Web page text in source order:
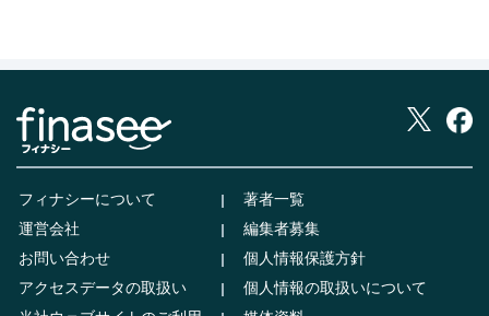
フィナシーについて
著者一覧
運営会社
編集者募集
お問い合わせ
個人情報保護方針
アクセスデータの取扱い
個人情報の取扱いについて